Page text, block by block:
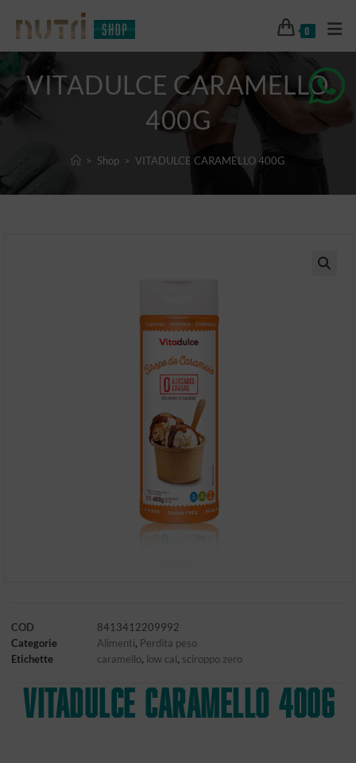
0
VITADULCE CARAMELLO
400G
> Shop > VITADULCE CARAMELLO 400G
COD
8413412209992
Categorie
Alimenti, Perdita peso
Etichette
caramello, low cal, sciroppo zero
VITADULCE CARAMELLO 400G